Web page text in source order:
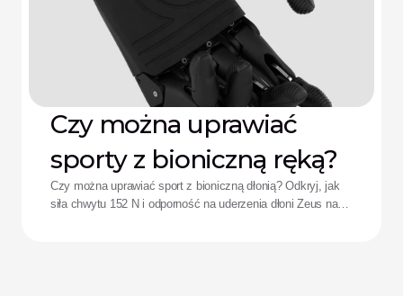
Czy można uprawiać
sporty z bioniczną ręką?
Czy można uprawiać sport z bioniczną dłonią? Odkryj, jak
siła chwytu 152 N i odporność na uderzenia dłoni Zeus na